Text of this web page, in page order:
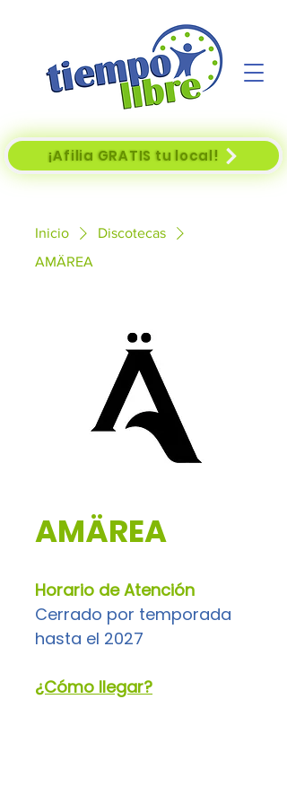
¡Afilia GRATIS tu local!
Inicio
Discotecas
AMÄREA
AMÄREA
Horario de Atención
Cerrado por temporada
hasta el 2027
¿Cómo llegar?